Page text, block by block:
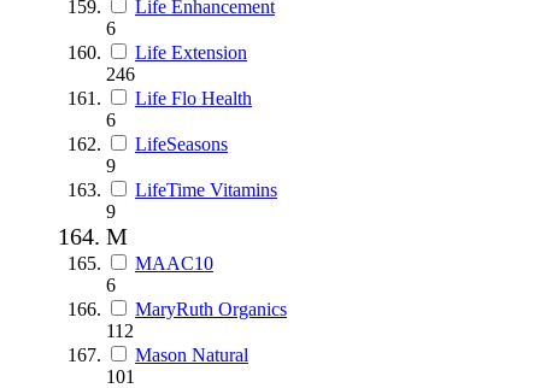
Life Enhancement
6
Life Extension
246
Life Flo Health
6
LifeSeasons
9
LifeTime Vitamins
9
M
MAAC10
6
MaryRuth Organics
112
Mason Natural
101